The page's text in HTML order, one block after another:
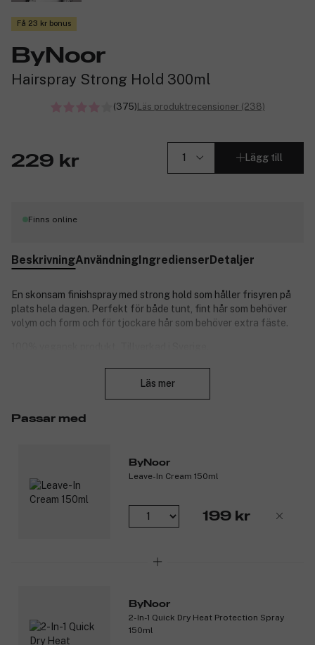
Få 23 kr bonus
ByNoor
Hairspray Strong Hold 300ml
(375)Läs produktrecensioner (238)
229 kr Lägg till
Finns online
BeskrivningAnvändningIngredienserDetaljer
En skonsam finishspray med strong hold som håller frisyren på
plats hela dagen. Perfekt för både tunt, fint hår som behöver
volym och form och för tjockare hår som behöver extra fäste.
Produktnummer:
Läs mer
Passar med
ByNoor
Leave-In Cream 150ml
199 kr
ByNoor
2-In-1 Quick Dry Heat Protection Spray
150ml